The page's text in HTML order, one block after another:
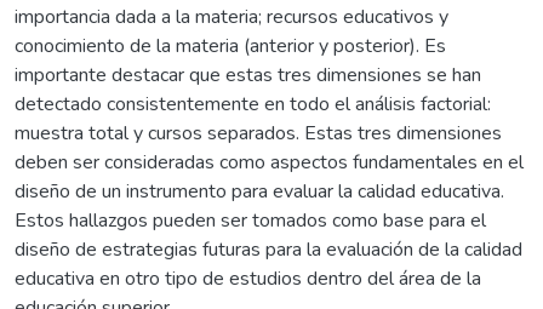
importancia dada a la materia; recursos educativos y
conocimiento de la materia (anterior y posterior). Es
importante destacar que estas tres dimensiones se han
detectado consistentemente en todo el análisis factorial:
muestra total y cursos separados. Estas tres dimensiones
deben ser consideradas como aspectos fundamentales en el
diseño de un instrumento para evaluar la calidad educativa.
Estos hallazgos pueden ser tomados como base para el
diseño de estrategias futuras para la evaluación de la calidad
educativa en otro tipo de estudios dentro del área de la